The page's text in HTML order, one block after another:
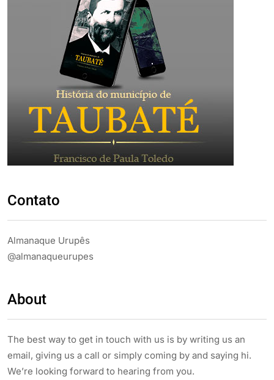
Contato
Almanaque Urupês
@almanaqueurupes
About
The best way to get in touch with us is by writing us an
email, giving us a call or simply coming by and saying hi.
We’re looking forward to hearing from you.